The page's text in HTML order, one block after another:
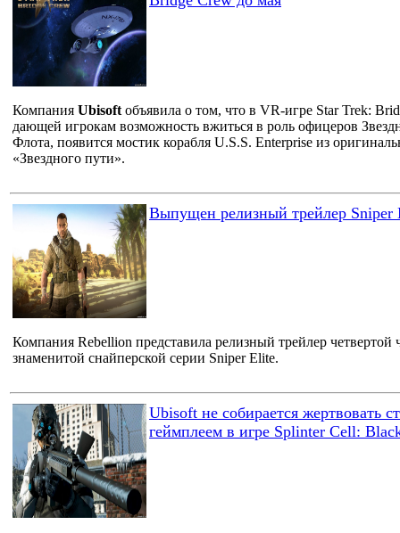
Компания Ubisoft объявила о том, что в VR-игре Star Trek:
дающей игрокам возможность вжиться в роль офицеров
Флота, появится мостик корабля U.S.S. Enterprise из
«Звездного пути».
Выпущен релизный трейлер Sniper
Компания Rebellion представила релизный трейлер четвертой
знаменитой снайперской серии Sniper Elite.
Ubisoft не собирается жертвовать
геймплеем в игре Splinter Cell: